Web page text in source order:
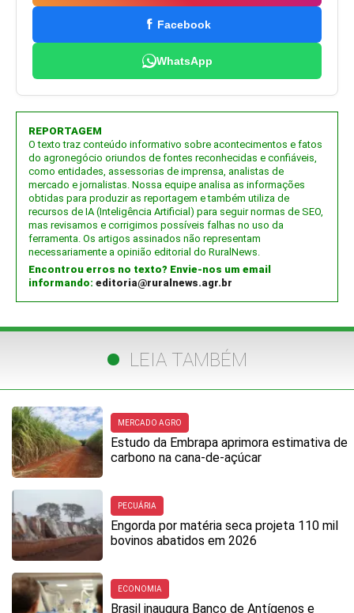
Facebook
WhatsApp
REPORTAGEM
O texto traz conteúdo informativo sobre acontecimentos e fatos
do agronegócio oriundos de fontes reconhecidas e confiáveis,
como entidades, assessorias de imprensa, analistas de
mercado e jornalistas. Nossa equipe analisa as informações
obtidas para produzir as reportagem e também utiliza de
recursos de IA (Inteligência Artificial) para seguir normas de SEO,
mas revisamos e corrigimos possíveis falhas no uso da
ferramenta. Os artigos assinados não representam
necessariamente a opinião editorial do RuralNews.
Encontrou erros no texto? Envie-nos um email
informando: editoria@ruralnews.agr.br
LEIA TAMBÉM
MERCADO AGRO
Estudo da Embrapa aprimora estimativa de
carbono na cana-de-açúcar
PECUÁRIA
Engorda por matéria seca projeta 110 mil
bovinos abatidos em 2026
ECONOMIA
Brasil inaugura Banco de Antígenos e